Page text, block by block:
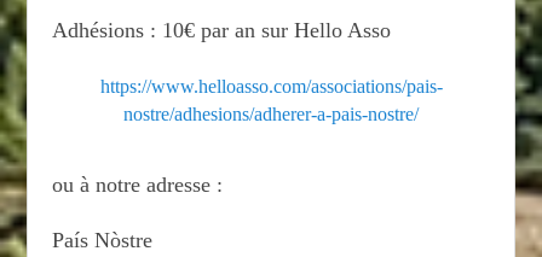
Adhésions : 10€ par an sur Hello Asso
https://www.helloasso.com/associations/pais-
nostre/adhesions/adherer-a-pais-nostre/
ou à notre adresse :
País Nòstre